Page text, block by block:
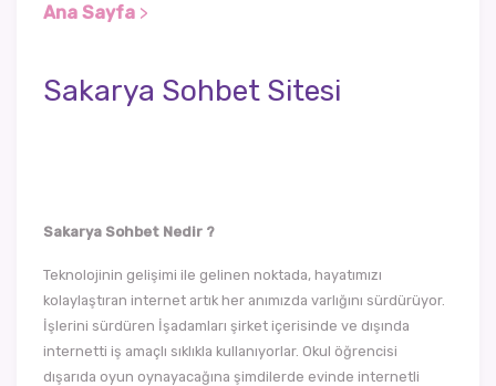
Ana Sayfa >
Sakarya Sohbet Sitesi
Sakarya Sohbet Nedir ?
Teknolojinin gelişimi ile gelinen noktada, hayatımızı
kolaylaştıran internet artık her anımızda varlığını sürdürüyor.
İşlerini sürdüren İşadamları şirket içerisinde ve dışında
internetti iş amaçlı sıklıkla kullanıyorlar. Okul öğrencisi
dışarıda oyun oynayacağına şimdilerde evinde internetli